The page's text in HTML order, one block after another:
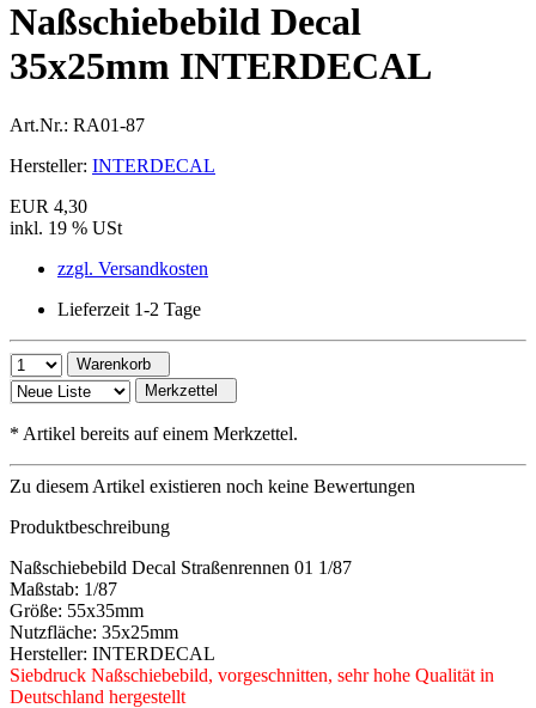
Naßschiebebild Decal
35x25mm INTERDECAL
Art.Nr.: RA01-87
Hersteller: INTERDECAL
EUR 4,30
inkl. 19 % USt
zzgl. Versandkosten
Lieferzeit 1-2 Tage
Warenkorb
Merkzettel
* Artikel bereits auf einem Merkzettel.
Zu diesem Artikel existieren noch keine Bewertungen
Produktbeschreibung
Naßschiebebild Decal Straßenrennen 01 1/87
Maßstab: 1/87
Größe: 55x35mm
Nutzfläche: 35x25mm
Hersteller: INTERDECAL
Siebdruck Naßschiebebild, vorgeschnitten, sehr hohe Qualität in
Deutschland hergestellt